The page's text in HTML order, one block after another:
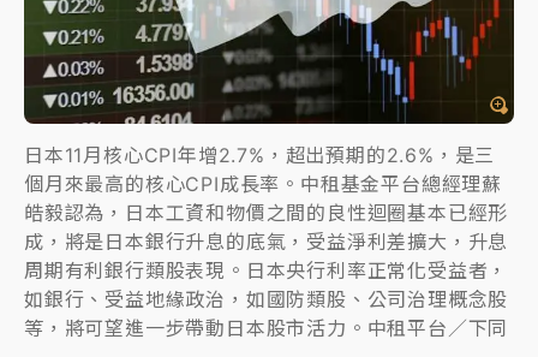
日本11月核心CPI年增2.7%，超出預期的2.6%，是三
個月來最高的核心CPI成長率。中租基金平台總經理蘇
皓毅認為，日本工資和物價之間的良性迴圈基本已經形
成，將是日本銀行升息的底氣，受益淨利差擴大，升息
周期有利銀行類股表現。日本央行利率正常化受益者，
如銀行、受益地緣政治，如國防類股、公司治理概念股
等，將可望進一步帶動日本股市活力。中租平台／下同